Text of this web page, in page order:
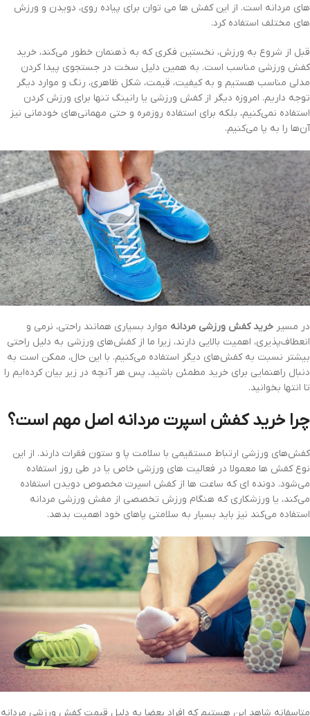
های مردانه است. از این کفش ها می توان برای پیاده روی، دویدن و ورزش
های مختلف استفاده کرد.
قبل از شروع به ورزش، نخستین فکری که به ذهنمان خطور می‌کند، خرید
کفش ورزشی مناسب است. به همین دلیل سخت در جستجوی پیدا کردن
مدلی مناسب هستیم و به کیفیت، قیمت، شکل ظاهری، رنگ و موارد دیگر
توجه داریم. امروزه دیگر از کفش ورزشی یا رانینگ تنها برای ورزش کردن
استفاده نمی‌کنیم، بلکه برای استفاده روزمره و حتی مهمانی‌های خودمانی نیز
آن‌ها را به پا می‌کنیم.
در مسیر خرید کفش ورزشی مردانه موارد بسیاری همانند راحتی، نرمی و
انعطاف‌پذیری، اهمیت بالایی دارند، زیرا ما از کفش‌های ورزشی به دلیل راحتی
بیشتر نسبت به کفش‌های دیگر استفاده می‌کنیم. با این حال، ممکن است به
دنبال راهنمایی برای خرید مطمئن باشید، پس هر آنچه در زیر بیان کرده‌ایم را
تا انتها بخوانید.
چرا خرید کفش اسپرت مردانه اصل مهم است؟
کفش‌های ورزشی ارتباط مستقیمی با سلامت پا و ستون فقرات دارند. از این
نوع کفش ها معمولا در فعالیت های ورزشی خاص یا در طی روز استفاده
می‌شود. دونده ای که ساعت ها از کفش اسپرت مخصوص دویدن استفاده
می‌کند، یا ورزشکاری که هنگام ورزش تخصصی از مفش ورزشی مردانه
استفاده می‌کند نیز باید بسیار به سلامتی پاهای خود اهمیت بدهد.
متاسفانه شاهد این هستیم که افراد بعضا به دلیل قیمت کفش ورزشی مردانه